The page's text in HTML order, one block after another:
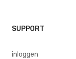
SUPPORT
inloggen